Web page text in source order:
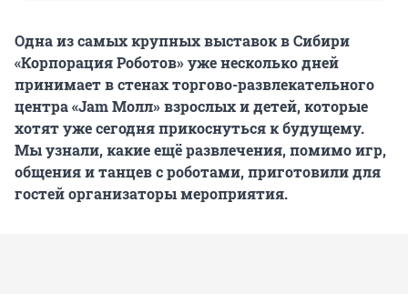
Одна из самых крупных выставок в Сибири
«Корпорация Роботов» уже несколько дней
принимает в стенах торгово-развлекательного
центра «Jam Молл» взрослых и детей, которые
хотят уже сегодня прикоснуться к будущему.
Мы узнали, какие ещё развлечения, помимо игр,
общения и танцев с роботами, приготовили для
гостей организаторы мероприятия.